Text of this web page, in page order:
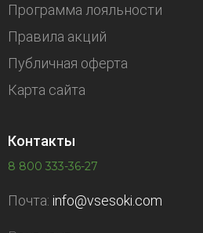
Программа лояльности
Правила акций
Публичная оферта
Карта сайта
Контакты
8 800 333-36-27
Почта: info@vsesoki.com